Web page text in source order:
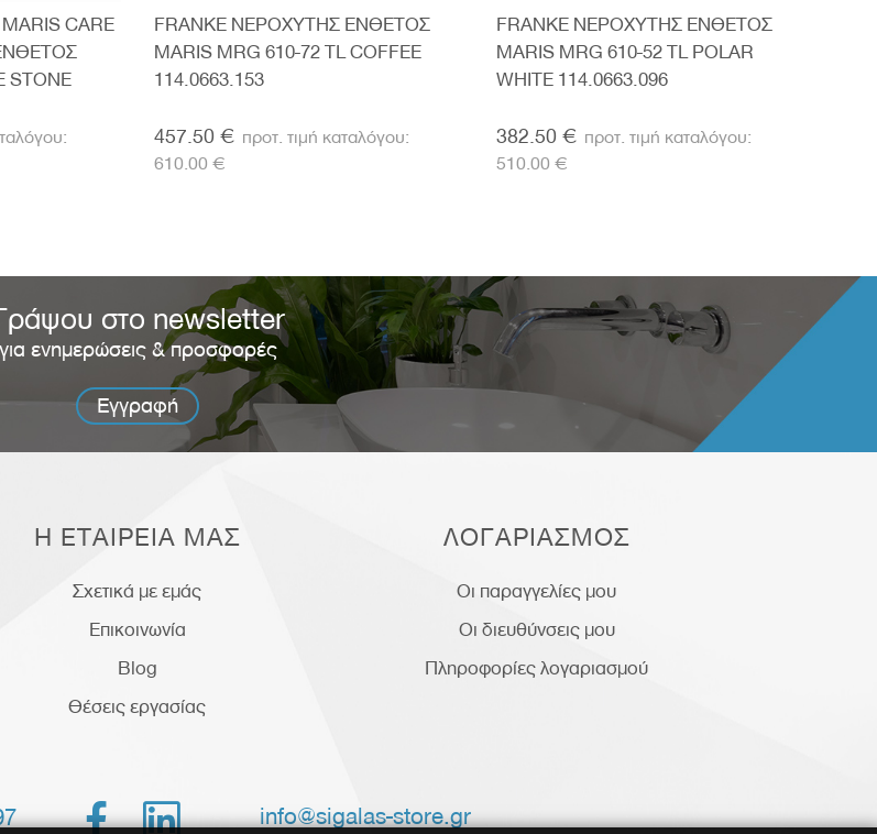
CARE
STONE
FRANKE ΝΕΡΟΧΥΤΗΣ ΕΝΘΕΤΟΣ
MARIS MRG 610-72 TL COFFEE
114.0663.153
457.50 €
610.00 €
FRANKE ΝΕΡΟΧΥΤΗΣ ΕΝΘΕΤΟΣ
MARIS MRG 610-52 TL POLAR
WHITE 114.0663.096
382.50 €
510.00 €
στο newsletter
για ενημερώσεις & προσφορές
Εγγραφή
Η ΕΤΑΙΡΕΙΑ ΜΑΣ
Σχετικά με εμάς
Επικοινωνία
Blog
Θέσεις εργασίας
ΛΟΓΑΡΙΑΣΜΟΣ
Οι παραγγελίες μου
Οι διευθύνσεις μου
Πληροφορίες λογαριασμού
  info@sigalas-store.gr